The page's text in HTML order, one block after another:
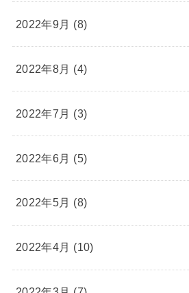
2022年9月 (8)
2022年8月 (4)
2022年7月 (3)
2022年6月 (5)
2022年5月 (8)
2022年4月 (10)